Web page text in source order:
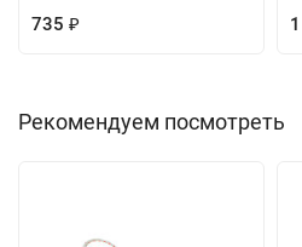
735 ₽
Рекомендуем посмотреть